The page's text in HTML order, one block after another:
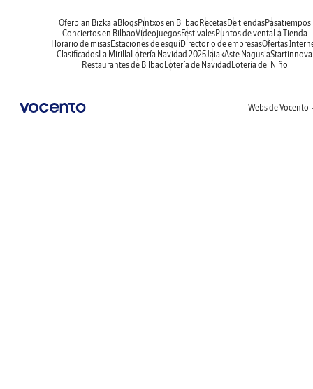
Oferplan Bizkaia BlogsPintxos en Bilbao RecetasDe tiendasPasatiempos
Conciertos en BilbaoVideojuegosFestivalesPuntos de venta La Tienda
Horario de misasEstaciones de esquíDirectorio de empresasOfertas
ClasificadosLa Mirilla Lotería Navidad 2025JaiakAste NagusiaStartinnova
Restaurantes de Bilbao Lotería de Navidad Lotería del Niño
Webs de Vocento